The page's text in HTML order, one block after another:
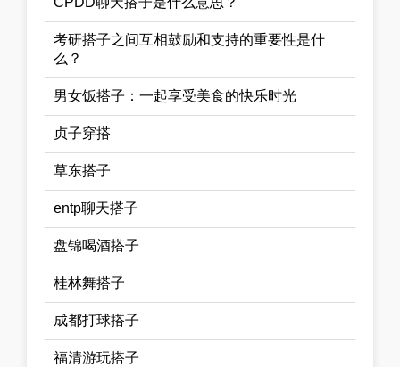
考研搭子之间互相鼓励和支持的重要性是什
么？
男女饭搭子：一起享受美食的快乐时光
贞子穿搭
草东搭子
entp聊天搭子
盘锦喝酒搭子
桂林舞搭子
成都打球搭子
福清游玩搭子